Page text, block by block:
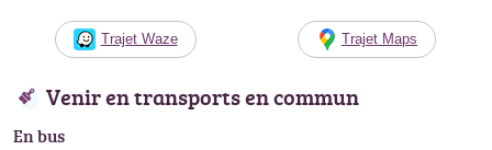
Trajet Waze Trajet Maps
Venir en transports en commun
En bus